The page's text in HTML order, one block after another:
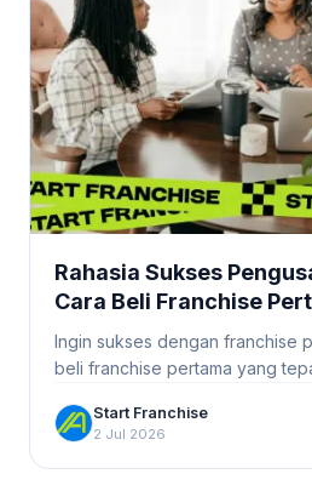
Rahasia Sukses
Cara Beli Franchise
dan Pasti Cuan
Ingin sukses dengan franchise
beli franchise pertama yang
Start Franchise
2 Jul 2026